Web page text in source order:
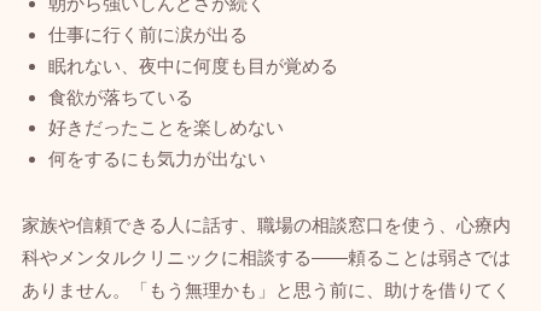
仕事に行く前に涙が出る
眠れない、夜中に何度も目が覚める
食欲が落ちている
好きだったことを楽しめない
何をするにも気力が出ない
家族や信頼できる人に話す、職場の相談窓口を使う、心療内
科やメンタルクリニックに相談する——頼ることは弱さでは
ありません。「もう無理かも」と思う前に、助けを借りてく